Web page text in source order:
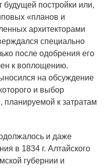
будущей постройки или,
«планов и
архитекторами
специально
после одобрения его
к воплощению.
на обсуждение
и выбор
планируемой к затратам
и даже
в 1834 г. Алтайского
губернии и